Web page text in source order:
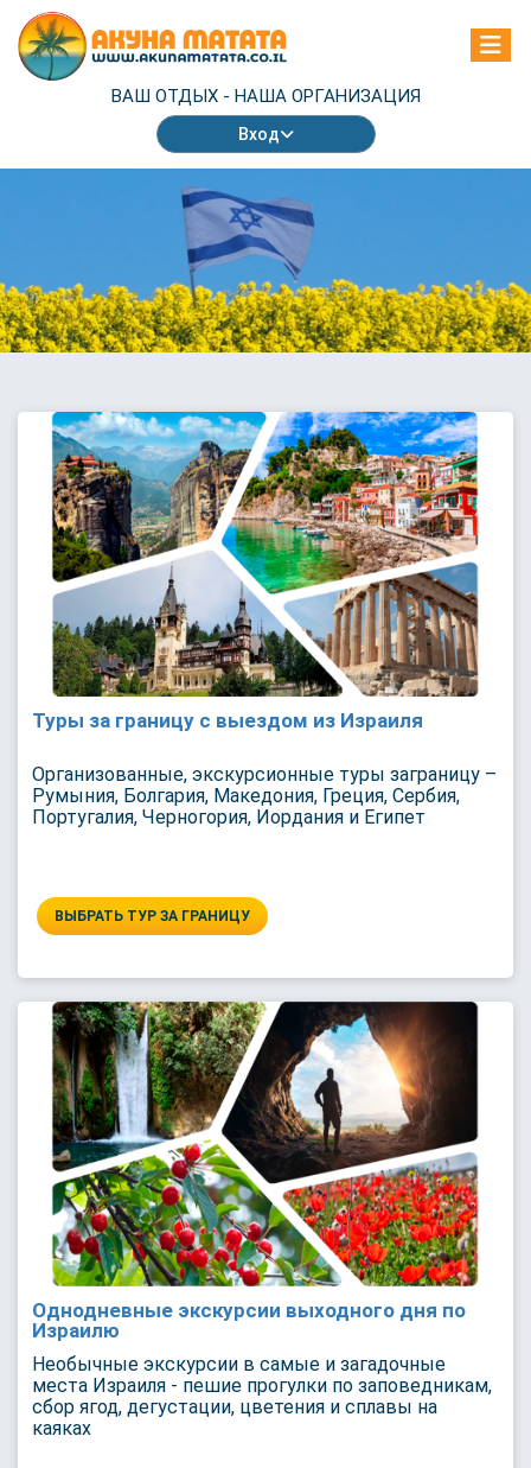
ВАШ ОТДЫХ - НАША ОРГАНИЗАЦИЯ
Вход
Туры за границу с выездом из Израиля
Организованные, экскурсионные туры заграницу –
Румыния, Болгария, Македония, Греция, Сербия,
Португалия, Черногория, Иордания и Египет
ВЫБРАТЬ ТУР ЗА ГРАНИЦУ
Однодневные экскурсии выходного дня по
Израилю
Необычные экскурсии в самые и загадочные
места Израиля - пешие прогулки по заповедникам,
сбор ягод, дегустации, цветения и сплавы на
каяках